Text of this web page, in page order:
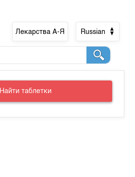
Лекарства А-Я Russian
Найти таблетки